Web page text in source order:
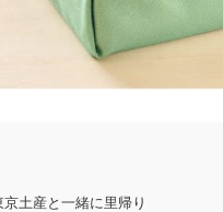
土産と一緒に里帰り